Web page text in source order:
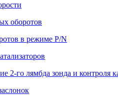
оборотов
в режиме P/N
2-го лямбда зонда и контроля